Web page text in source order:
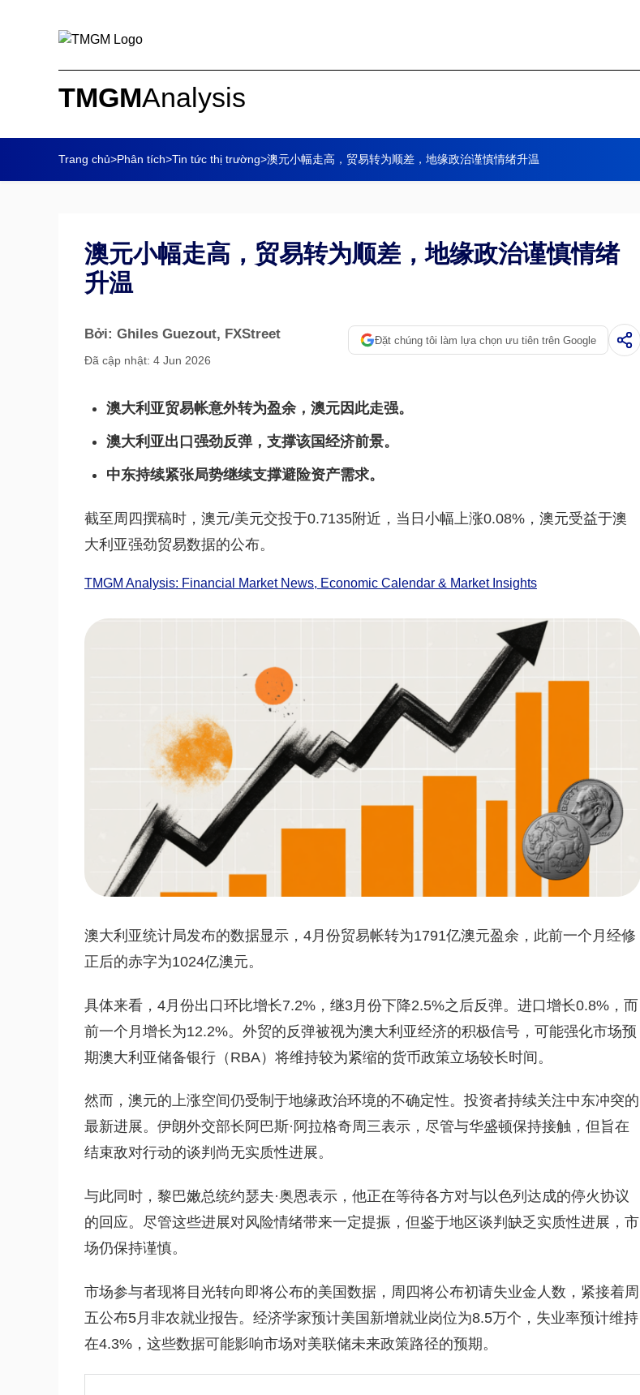
TMGMAnalysis
Trang chủ>Phân tích>Tin tức thị trường>澳元小幅走高，贸易转为顺差，地缘政治谨慎情绪升温
澳元小幅走高，贸易转为顺差，地缘政治谨慎情绪
升温
Bởi: Ghiles Guezout, FXStreet
Đã cập nhật: 4 Jun 2026
Đặt chúng tôi làm lựa chọn ưu tiên trên Google
澳大利亚贸易帐意外转为盈余，澳元因此走强。
澳大利亚出口强劲反弹，支撑该国经济前景。
中东持续紧张局势继续支撑避险资产需求。
截至周四撰稿时，澳元/美元交投于0.7135附近，当日小幅上涨0.08%，澳元受益于澳
大利亚强劲贸易数据的公布。
TMGM Analysis: Financial Market News, Economic Calendar & Market Insights
澳大利亚统计局发布的数据显示，4月份贸易帐转为1791亿澳元盈余，此前一个月经修
正后的赤字为1024亿澳元。
具体来看，4月份出口环比增长7.2%，继3月份下降2.5%之后反弹。进口增长0.8%，而
前一个月增长为12.2%。外贸的反弹被视为澳大利亚经济的积极信号，可能强化市场预
期澳大利亚储备银行（RBA）将维持较为紧缩的货币政策立场较长时间。
然而，澳元的上涨空间仍受制于地缘政治环境的不确定性。投资者持续关注中东冲突的
最新进展。伊朗外交部长阿巴斯·阿拉格奇周三表示，尽管与华盛顿保持接触，但旨在
结束敌对行动的谈判尚无实质性进展。
与此同时，黎巴嫩总统约瑟夫·奥恩表示，他正在等待各方对与以色列达成的停火协议
的回应。尽管这些进展对风险情绪带来一定提振，但鉴于地区谈判缺乏实质性进展，市
场仍保持谨慎。
市场参与者现将目光转向即将公布的美国数据，周四将公布初请失业金人数，紧接着周
五公布5月非农就业报告。经济学家预计美国新增就业岗位为8.5万个，失业率预计维持
在4.3%，这些数据可能影响市场对美联储未来政策路径的预期。